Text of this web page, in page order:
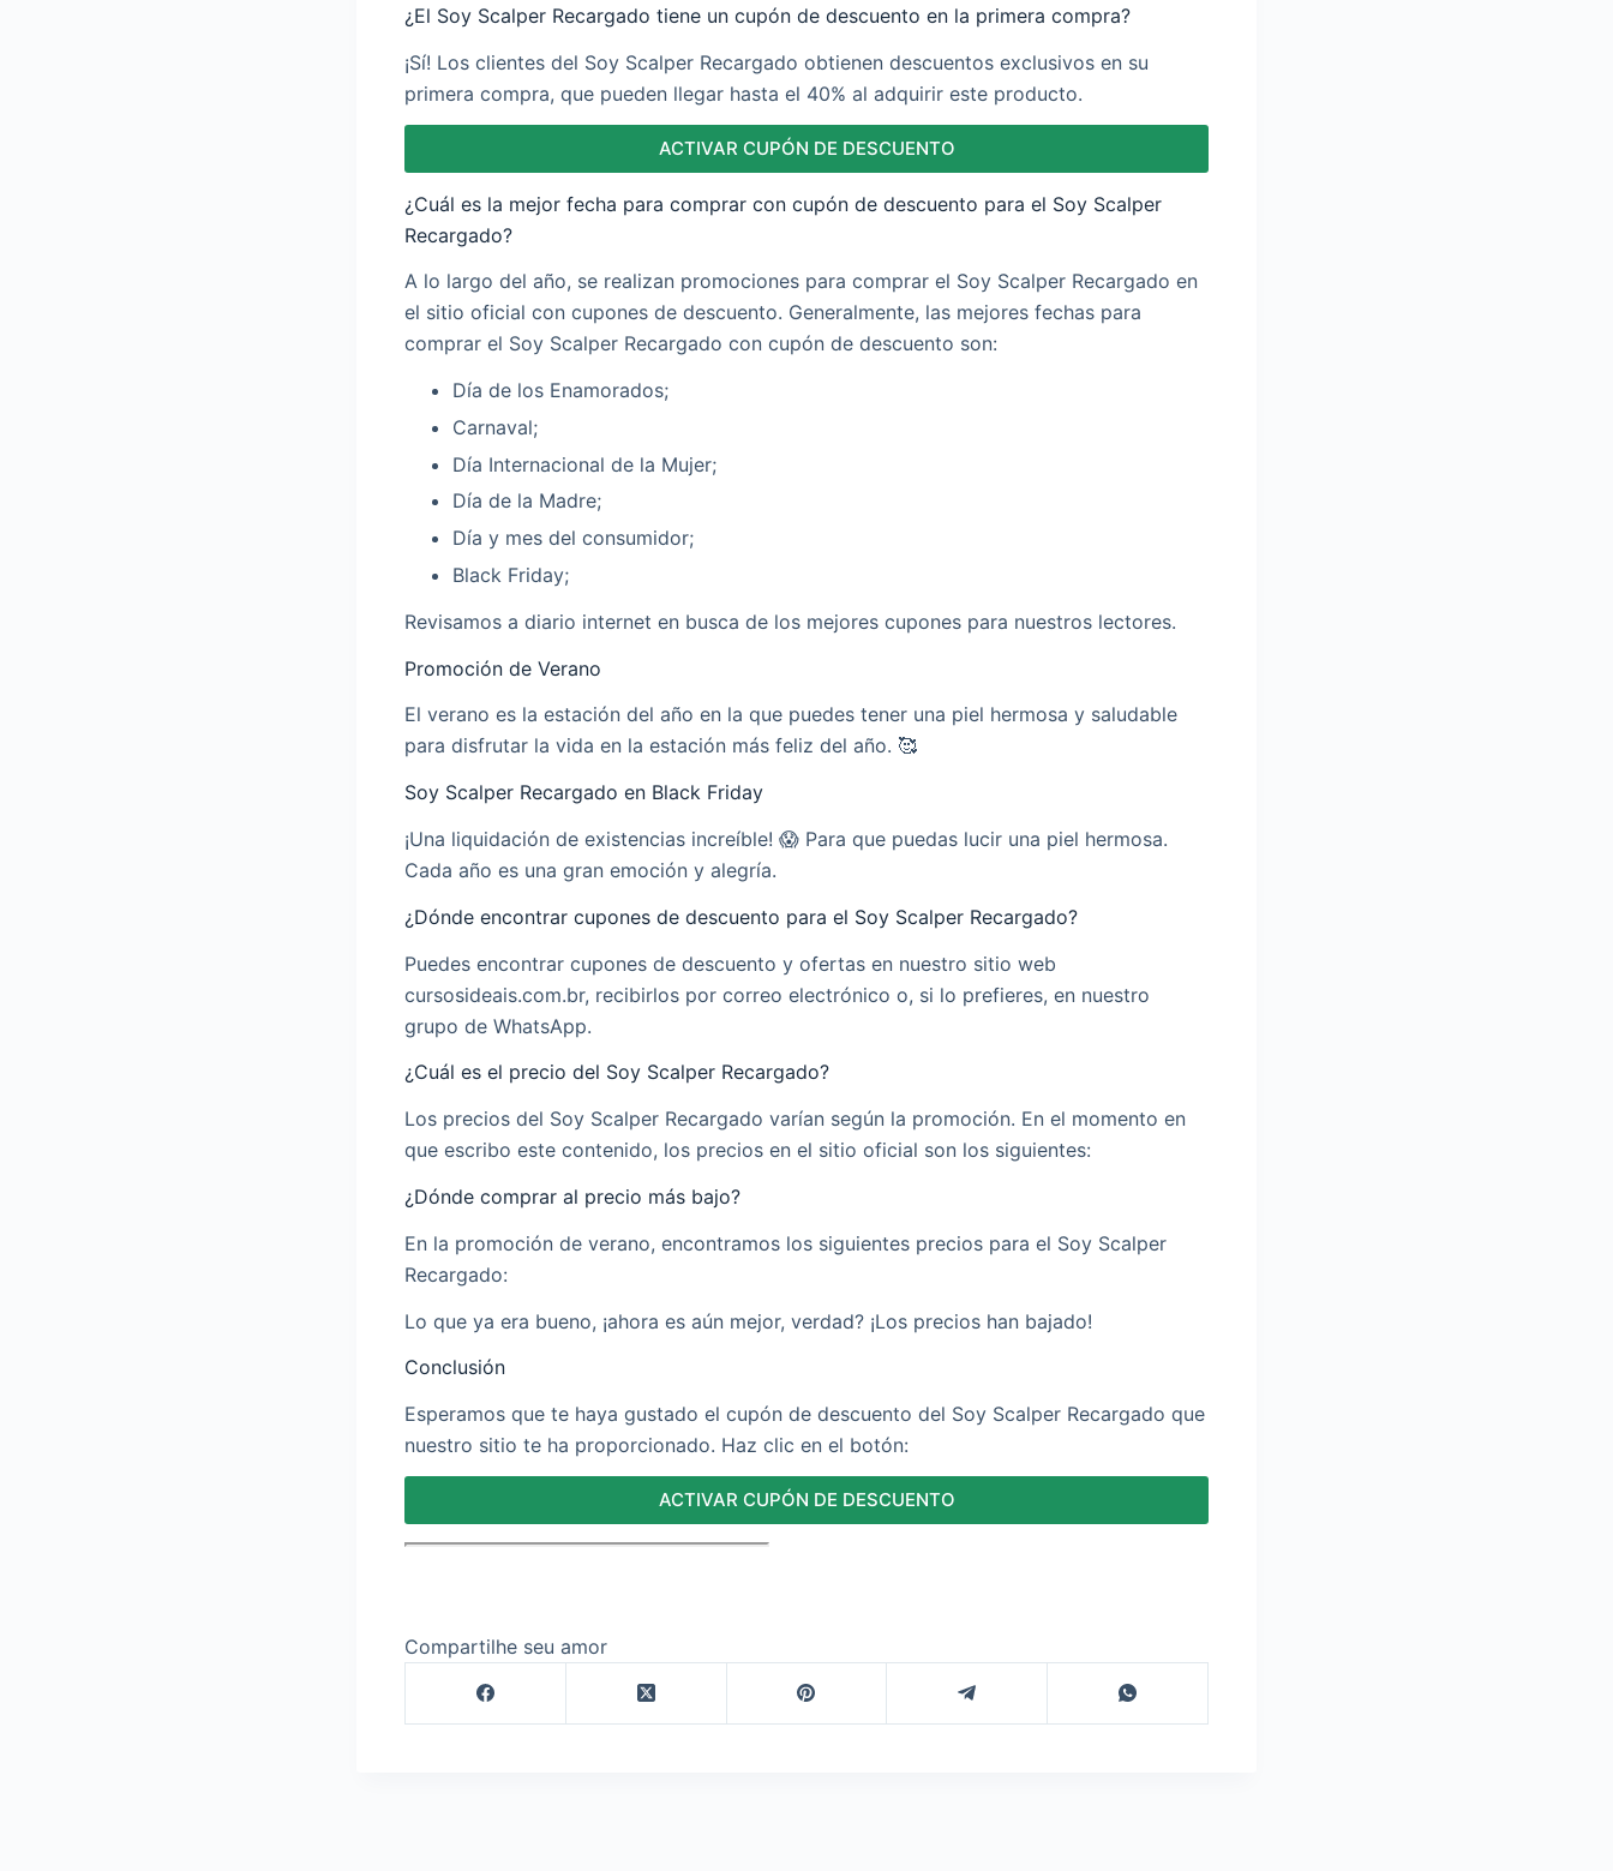
¿El Soy Scalper Recargado tiene un cupón de descuento en la primera compra?
¡Sí! Los clientes del Soy Scalper Recargado obtienen descuentos exclusivos en su
primera compra, que pueden llegar hasta el 40% al adquirir este producto.
ACTIVAR CUPÓN DE DESCUENTO
¿Cuál es la mejor fecha para comprar con cupón de descuento para el Soy Scalper
Recargado?
A lo largo del año, se realizan promociones para comprar el Soy Scalper Recargado en
el sitio oficial con cupones de descuento. Generalmente, las mejores fechas para
comprar el Soy Scalper Recargado con cupón de descuento son:
Día de los Enamorados;
Carnaval;
Día Internacional de la Mujer;
Día de la Madre;
Día y mes del consumidor;
Black Friday;
Revisamos a diario internet en busca de los mejores cupones para nuestros lectores.
Promoción de Verano
El verano es la estación del año en la que puedes tener una piel hermosa y saludable
para disfrutar la vida en la estación más feliz del año. 🥰
Soy Scalper Recargado en Black Friday
¡Una liquidación de existencias increíble! 😱 Para que puedas lucir una piel hermosa.
Cada año es una gran emoción y alegría.
¿Dónde encontrar cupones de descuento para el Soy Scalper Recargado?
Puedes encontrar cupones de descuento y ofertas en nuestro sitio web
cursosideais.com.br, recibirlos por correo electrónico o, si lo prefieres, en nuestro
grupo de WhatsApp.
¿Cuál es el precio del Soy Scalper Recargado?
Los precios del Soy Scalper Recargado varían según la promoción. En el momento en
que escribo este contenido, los precios en el sitio oficial son los siguientes:
¿Dónde comprar al precio más bajo?
En la promoción de verano, encontramos los siguientes precios para el Soy Scalper
Recargado:
Lo que ya era bueno, ¡ahora es aún mejor, verdad? ¡Los precios han bajado!
Conclusión
Esperamos que te haya gustado el cupón de descuento del Soy Scalper Recargado que
nuestro sitio te ha proporcionado. Haz clic en el botón:
ACTIVAR CUPÓN DE DESCUENTO
Compartilhe seu amor